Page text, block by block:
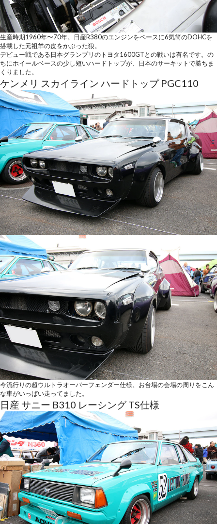
生産時期1960年〜70年。日産R380のエンジンをベースに6気筒のDOHCを
搭載した元祖羊の皮をかぶった狼。
デビュー戦である日本グランプリのトヨタ1600GTとの戦いは有名です。の
ちにホイールベースの少し短いハードトップが、日本のサーキットで勝ちま
くりました。
ケンメリ スカイライン ハードトップ PGC110
今流行りの超ウルトラオーバーフェンダー仕様。お台場の会場の周りをこん
な車がいっぱい走ってました。
日産 サニー B310 レーシング TS仕様